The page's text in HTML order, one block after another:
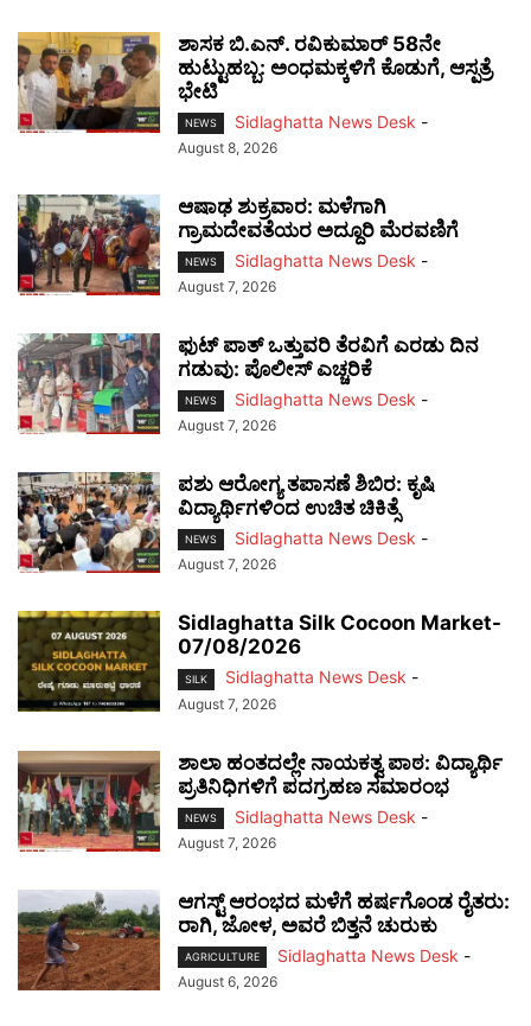
ಶಾಸಕ ಬಿ.ಎನ್. ರವಿಕುಮಾರ್ 58ನೇ
ಹುಟ್ಟುಹಬ್ಬ: ಅಂಧಮಕ್ಕಳಿಗೆ ಕೊಡುಗೆ, ಆಸ್ಪತ್ರೆ
ಭೇಟಿ
NEWS Sidlaghatta News Desk -
August 8, 2026
ಆಷಾಢ ಶುಕ್ರವಾರ: ಮಳೆಗಾಗಿ
ಗ್ರಾಮದೇವತೆಯರ ಅದ್ದೂರಿ ಮೆರವಣಿಗೆ
NEWS Sidlaghatta News Desk -
August 7, 2026
ಫುಟ್‌ ಪಾತ್ ಒತ್ತುವರಿ ತೆರವಿಗೆ ಎರಡು ದಿನ
ಗಡುವು: ಪೊಲೀಸ್ ಎಚ್ಚರಿಕೆ
NEWS Sidlaghatta News Desk -
August 7, 2026
ಪಶು ಆರೋಗ್ಯ ತಪಾಸಣೆ ಶಿಬಿರ: ಕೃಷಿ
ವಿದ್ಯಾರ್ಥಿಗಳಿಂದ ಉಚಿತ ಚಿಕಿತ್ಸೆ
NEWS Sidlaghatta News Desk -
August 7, 2026
Sidlaghatta Silk Cocoon Market-
07/08/2026
SILK Sidlaghatta News Desk -
August 7, 2026
ಶಾಲಾ ಹಂತದಲ್ಲೇ ನಾಯಕತ್ವ ಪಾಠ: ವಿದ್ಯಾರ್ಥಿ
ಪ್ರತಿನಿಧಿಗಳಿಗೆ ಪದಗ್ರಹಣ ಸಮಾರಂಭ
NEWS Sidlaghatta News Desk -
August 7, 2026
ಆಗಸ್ಟ್ ಆರಂಭದ ಮಳೆಗೆ ಹರ್ಷಗೊಂಡ ರೈತರು:
ರಾಗಿ, ಜೋಳ, ಅವರೆ ಬಿತ್ತನೆ ಚುರುಕು
AGRICULTURE Sidlaghatta News Desk -
August 6, 2026